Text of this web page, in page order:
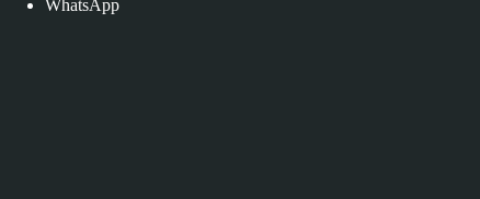
WhatsApp